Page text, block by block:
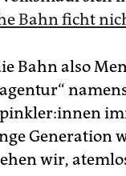
Bahn ficht
Bahn also
Generation
wir,